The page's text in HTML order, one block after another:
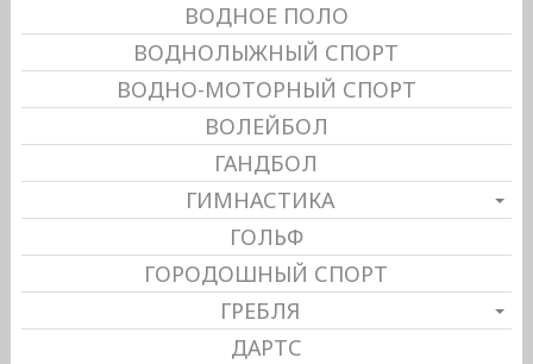
ВОДНОЕ ПОЛО
ВОДНОЛЫЖНЫЙ СПОРТ
ВОДНО-МОТОРНЫЙ СПОРТ
ВОЛЕЙБОЛ
ГАНДБОЛ
ГИМНАСТИКА
ГОЛЬФ
ГОРОДОШНЫЙ СПОРТ
ГРЕБЛЯ
ДАРТС